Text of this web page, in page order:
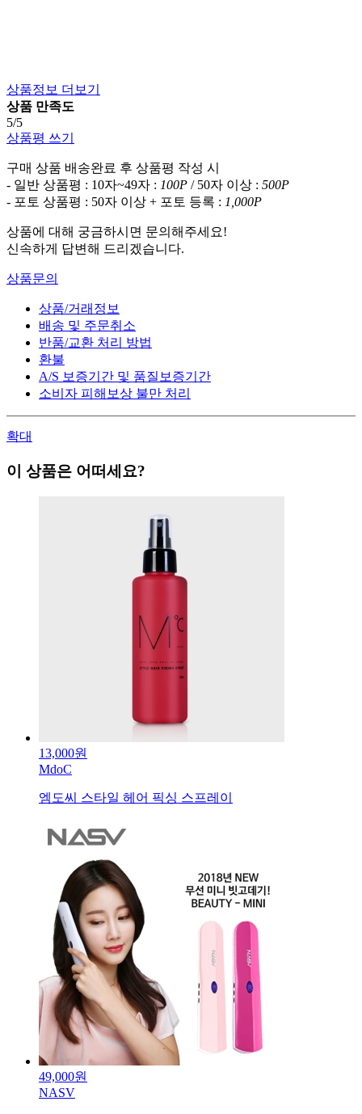
상품정보 더보기
상품 만족도
5/5
상품평 쓰기
구매 상품 배송완료 후 상품평 작성 시
- 일반 상품평 : 10자~49자 : 100P / 50자 이상 : 500P
- 포토 상품평 : 50자 이상 + 포토 등록 : 1,000P
상품에 대해 궁금하시면 문의해주세요!
신속하게 답변해 드리겠습니다.
상품문의
상품/거래정보
배송 및 주문취소
반품/교환 처리 방법
환불
A/S 보증기간 및 품질보증기간
소비자 피해보상 불만 처리
확대
이 상품은 어떠세요?
13,000원
MdoC
엠도씨 스타일 헤어 픽싱 스프레이
49,000원
NASV